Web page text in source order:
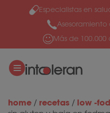
Ir al contenido
Especialistas en
Más de 100.000
home / recetas / low -